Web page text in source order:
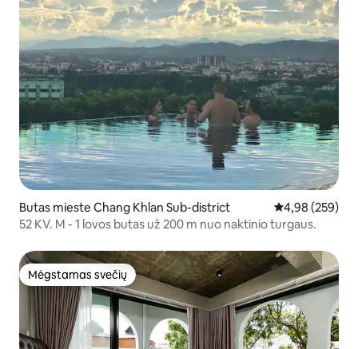
Butas mieste Chang Khlan Sub-district Vidutinis
4,98 (259)
52 KV. M - 1 lovos butas už 200 m nuo naktinio turgaus.
Mėgstamas svečių
Mėgstamas svečių